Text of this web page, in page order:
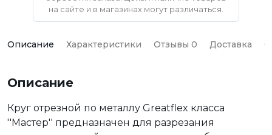
на сайте и в магазинах могут различаться.
Описание Характеристики Отзывы 0 Доставка
Описание
Круг отрезной по металлу Greatflex класса
''Мастер'' предназначен для разрезания